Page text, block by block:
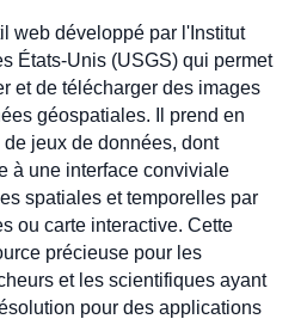
web développé par l'Institut
États-Unis (USGS) qui permet
et de télécharger des images
géospatiales. Il prend en
jeux de données, dont
à une interface conviviale
spatiales et temporelles par
ou carte interactive. Cette
précieuse pour les
et les scientifiques ayant
pour des applications